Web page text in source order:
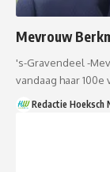
Mevrouw
's-Gravendeel -
vandaag haar 100e
Redactie Hoeksch